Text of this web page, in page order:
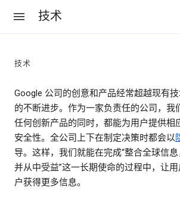
技术
技术
Google 公司的创意和产品经常超越现有
的不断进步。作为一家负责任的公司，我
任何创新产品的同时，都能为用户提供相
安全性。全公司上下在制定决策时都会以
导。这样，我们就能在完成“整合全球信
并从中受益”这一长期使命的过程中，让
户获得更多信息。